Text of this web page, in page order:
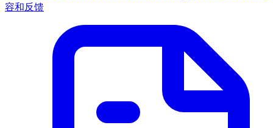
容和反馈